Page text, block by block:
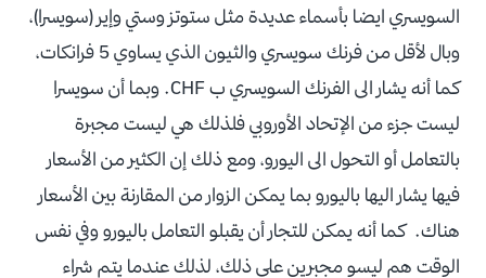
السويسري ايضا بأسماء عديدة مثل ستوتز وستي وإير (سويسرا)،
وبال لأقل من فرنك سويسري والثيون الذي يساوي 5 فرانكات،
كما أنه يشار الى الفرنك السويسري ب CHF. وبما أن سويسرا
ليست جزء من الإتحاد الأوروبي فلذلك هي ليست مجبرة
بالتعامل أو التحول الى اليورو، ومع ذلك إن الكثير من الأسعار
فيها يشار اليها باليورو بما يمكن الزوار من المقارنة بين الأسعار
هناك. كما أنه يمكن للتجار أن يقبلو التعامل باليورو وفي نفس
الوقت هم ليسو مجبرين على ذلك، لذلك عندما يتم شراء